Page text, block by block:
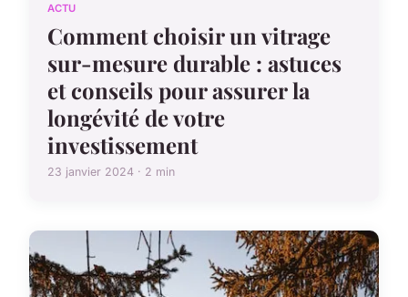
ACTU
Comment choisir un vitrage
sur-mesure durable : astuces
et conseils pour assurer la
longévité de votre
investissement
23 janvier 2024 · 2 min